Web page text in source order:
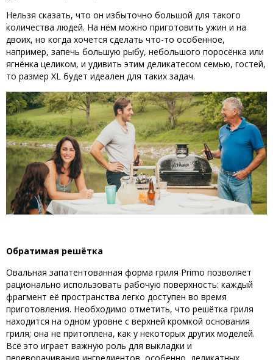
Нельзя сказать, что он избыточно большой для такого
количества людей. На нём можно приготовить ужин и на
двоих, но когда хочется сделать что-то особенное,
например, запечь большую рыбу, небольшого поросёнка или
ягнёнка целиком, и удивить этим деликатесом семью, гостей,
то размер XL будет идеален для таких задач.
Обратимая решётка
Овальная запатентованная форма гриля Primo позволяет
рационально использовать рабочую поверхность: каждый
фрагмент её пространства легко доступен во время
приготовления. Необходимо отметить, что решётка гриля
находится на одном уровне с верхней кромкой основания
гриля; она не притоплена, как у некоторых других моделей.
Всё это играет важную роль для выкладки и